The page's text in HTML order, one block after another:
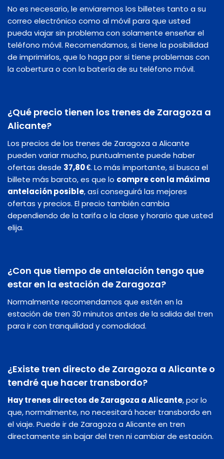
No es necesario, le enviaremos los billetes tanto a su
correo electrónico como al móvil para que usted
pueda viajar sin problema con solamente enseñar el
teléfono móvil. Recomendamos, si tiene la posibilidad
de imprimirlos, que lo haga por si tiene problemas con
la cobertura o con la batería de su teléfono móvil.
¿Qué precio tienen los trenes de Zaragoza a
Alicante?
Los precios de los trenes de Zaragoza a Alicante
pueden variar mucho, puntualmente puede haber
ofertas desde 37,80 €. Lo más importante, si busca el
billete más barato, es que lo compre con la máxima
antelación posible, así conseguirá las mejores
ofertas y precios. El precio también cambia
dependiendo de la tarifa o la clase y horario que usted
elija.
¿Con que tiempo de antelación tengo que
estar en la estación de Zaragoza?
Normalmente recomendamos que estén en la
estación de tren 30 minutos antes de la salida del tren
para ir con tranquilidad y comodidad.
¿Existe tren directo de Zaragoza a Alicante o
tendré que hacer transbordo?
Hay trenes directos de Zaragoza a Alicante, por lo
que, normalmente, no necesitará hacer transbordo en
el viaje. Puede ir de Zaragoza a Alicante en tren
directamente sin bajar del tren ni cambiar de estación.